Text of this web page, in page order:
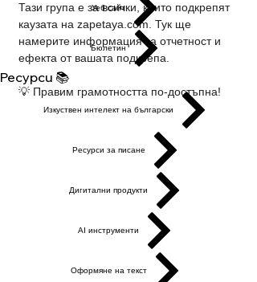
Тази група е за всички, които подкрепят
каузата на zapetaya.com. Тук ще
намерите информация за отчетност и
ефекта от вашата подкрепа.
💡 Правим грамотността по-достъпна!
Уеб сайт
Бюлетин
Ресурси 📚
Изкуствен интелект на български
Ресурси за писане
Дигитални продукти
AI инструменти
Оформяне на текст